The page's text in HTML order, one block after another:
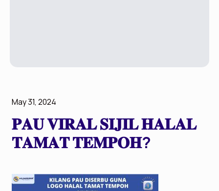
May 31, 2024
𝐏𝐀𝐔 𝐕𝐈𝐑𝐀𝐋 𝐒𝐈𝐉𝐈𝐋 𝐇𝐀𝐋𝐀𝐋
𝐓𝐀𝐌𝐀𝐓 𝐓𝐄𝐌𝐏𝐎𝐇?